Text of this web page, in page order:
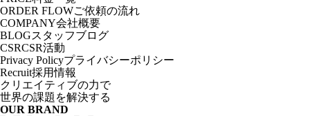
ORDER FLOWご依頼の流れ
COMPANY会社概要
BLOGスタッフブログ
CSRCSR活動
Privacy Policyプライバシーポリシー
Recruit採用情報
クリエイティブの力で
世界の課題を解決する
OUR BRAND